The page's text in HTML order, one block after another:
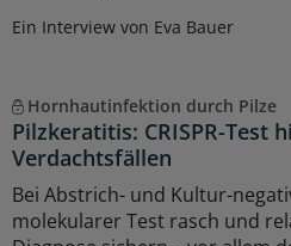
Ein Interview von Eva Bauer
Hornhautinfektion durch Pilze
Pilzkeratitis: CRISPR-Test
Verdachtsfällen
Bei Abstrich- und Kultur-
molekularer Test rasch und